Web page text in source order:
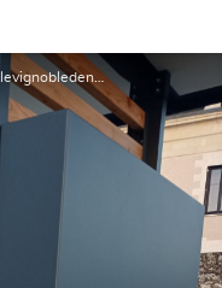
du Chêne
halte-velo-chebuette-st julien-levignobledenantes - mairie de st julien de concelles